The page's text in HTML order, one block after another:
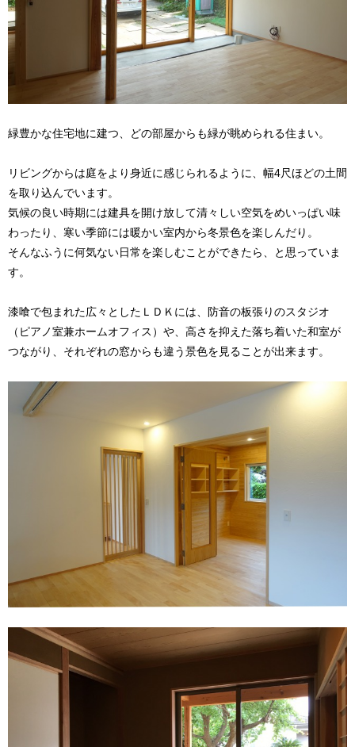
緑豊かな住宅地に建つ、どの部屋からも緑が眺められる住まい。
リビングからは庭をより身近に感じられるように、幅4尺ほどの土間
を取り込んでいます。
気候の良い時期には建具を開け放して清々しい空気をめいっぱい味
わったり、寒い季節には暖かい室内から冬景色を楽しんだり。
そんなふうに何気ない日常を楽しむことができたら、と思っていま
す。
漆喰で包まれた広々としたＬＤＫには、防音の板張りのスタジオ
（ピアノ室兼ホームオフィス）や、高さを抑えた落ち着いた和室が
つながり、それぞれの窓からも違う景色を見ることが出来ます。